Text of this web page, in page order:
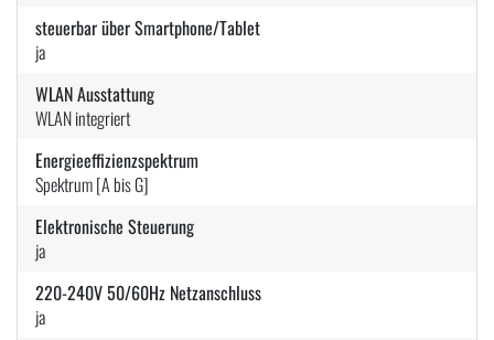
steuerbar über Smartphone/Tablet
ja
WLAN Ausstattung
WLAN integriert
Energieeffizienzspektrum
Spektrum [A bis G]
Elektronische Steuerung
ja
220-240V 50/60Hz Netzanschluss
ja